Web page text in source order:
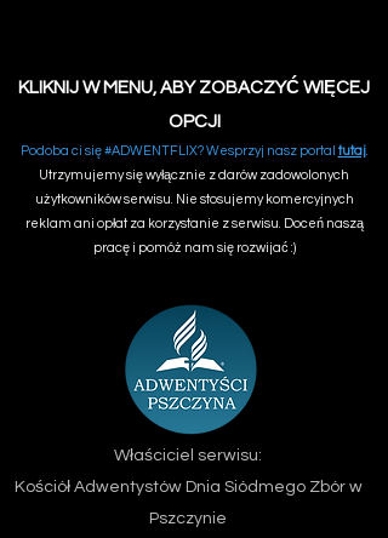
KLIKNIJ W MENU, ABY ZOBACZYĆ WIĘCEJ
OPCJI
Podoba ci się #ADWENTFLIX? Wesprzyj nasz portal tutaj.
Utrzymujemy się wyłącznie z darów zadowolonych
użytkowników serwisu. Nie stosujemy komercyjnych
reklam ani opłat za korzystanie z serwisu. Doceń naszą
pracę i pomóż nam się rozwijać :)
Właściciel serwisu:
Kościół Adwentystów Dnia Siódmego Zbór w
Pszczynie